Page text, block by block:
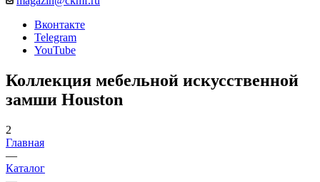
Вконтакте
Telegram
YouTube
Коллекция мебельной искусственной
замши Houston
2
Главная
—
Каталог